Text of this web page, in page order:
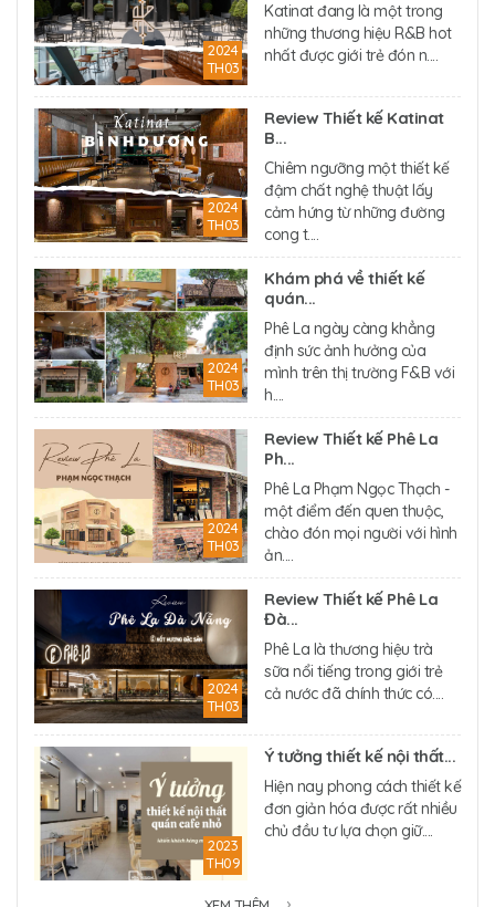
2024
TH03
Katinat đang là một trong
những thương hiệu R&B hot
nhất được giới trẻ đón n....
2024
TH03
Review Thiết kế Katinat
B...
Chiêm ngưỡng một thiết kế
đậm chất nghệ thuật lấy
cảm hứng từ những đường
cong t....
2024
TH03
Khám phá về thiết kế
quán...
Phê La ngày càng khẳng
định sức ảnh hưởng của
mình trên thị trường F&B với
h....
2024
TH03
Review Thiết kế Phê La
Ph...
Phê La Phạm Ngọc Thạch -
một điểm đến quen thuộc,
chào đón mọi người với hình
ản....
2024
TH03
Review Thiết kế Phê La
Đà...
Phê La là thương hiệu trà
sữa nổi tiếng trong giới trẻ
cả nước đã chính thức có....
2023
TH09
Ý tưởng thiết kế nội thất...
Hiện nay phong cách thiết kế
đơn giản hóa được rất nhiều
chủ đầu tư lựa chọn giữ....